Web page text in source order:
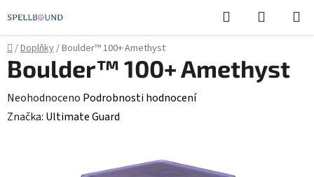
na
obsah
Hledat
KOŠÍK
Domů
/Doplňky/Boulder™ 100+ Amethyst
Boulder™ 100+ Amethyst
Průměrné
hodnocení
Neohodnoceno Podrobnosti hodnocení
Značka: Ultimate Guard